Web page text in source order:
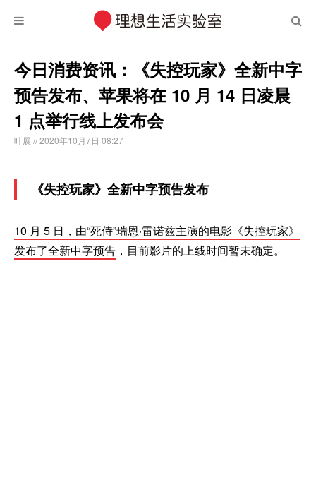
今日消费资讯：《失控玩家》全新中字
预告发布、苹果将在 10 月 14 日凌晨
1 点举行线上发布会
叶展 // 2020年10月7日 08:27
《失控玩家》全新中字预告发布
10 月 5 日，由“死侍”瑞恩·雷诺兹主演的电影《失控玩家》
发布了全新中字预告 ，目前影片的上线时间暂未确定。